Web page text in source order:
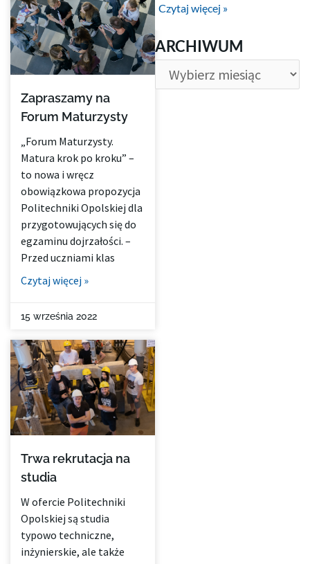
Zapraszamy na
Forum Maturzysty
„Forum Maturzysty.
Matura krok po kroku” –
to nowa i wręcz
obowiązkowa propozycja
Politechniki Opolskiej dla
przygotowujących się do
egzaminu dojrzałości. –
Przed uczniami klas
Czytaj więcej »
15 września 2022
Trwa rekrutacja na
studia
W ofercie Politechniki
Opolskiej są studia
typowo techniczne,
inżynierskie, ale także
Czytaj więcej »
ARCHIWUM
ARCHIWUM